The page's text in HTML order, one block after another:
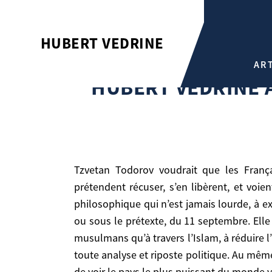
HUBERT VEDRINE
HUBERT VÉDRINE
Tzvetan Todorov voudrait que les Français, les Européens, les Occidentaux cessent d’alimenter ce fameux «choc des civilisations» qu’ils
prétendent récuser, s’en libèrent, et
philosophique qui n’est jamais lourde, à
ou sous le prétexte, du 11 septembre.
musulmans qu’à travers l’Islam, à réduire
toute analyse et riposte politique. Au
HUBERT VÉDRINE ANALYSE
Hubert Védrine analyse le livre «La peur des
récuser, s’en libèrent, et voient au-delà. Il
jamais lourde, à exorciser cette «peur» des